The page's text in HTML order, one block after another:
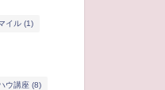
イル(1)
ウ講座(8)